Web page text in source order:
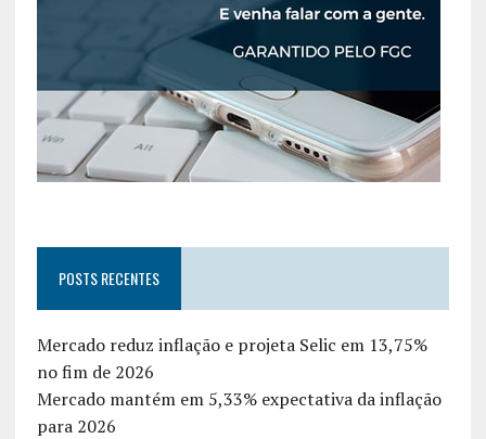
POSTS RECENTES
Mercado reduz inflação e projeta Selic em 13,75%
no fim de 2026
Mercado mantém em 5,33% expectativa da inflação
para 2026